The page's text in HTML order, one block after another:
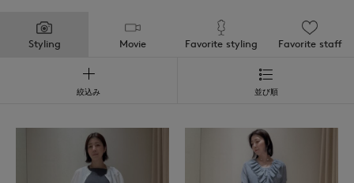
Styling Movie Favorite styling Favorite staff
絞込み 並び順